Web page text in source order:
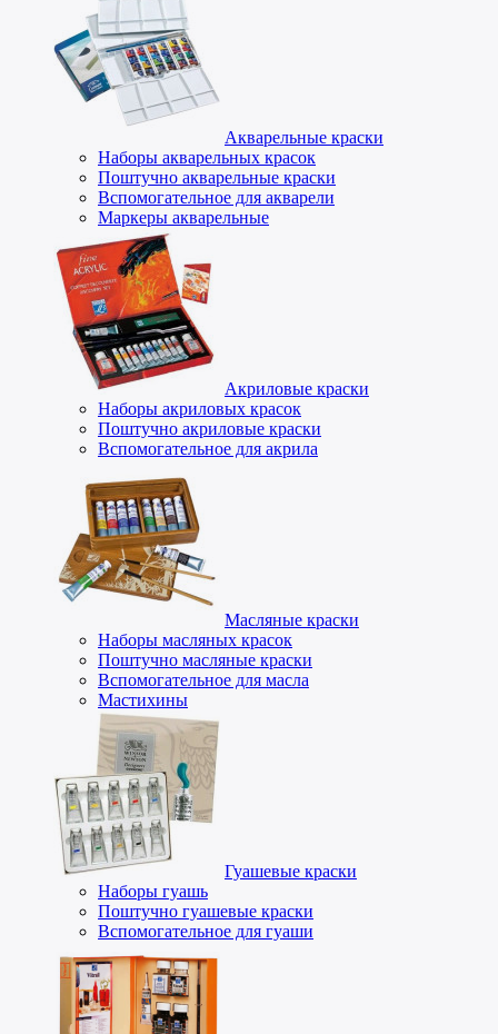
Акварельные краски
Наборы акварельных красок
Поштучно акварельные краски
Вспомогательное для акварели
Маркеры акварельные
Акриловые краски
Наборы акриловых красок
Поштучно акриловые краски
Вспомогательное для акрила
Масляные краски
Наборы масляных красок
Поштучно масляные краски
Вспомогательное для масла
Мастихины
Гуашевые краски
Наборы гуашь
Поштучно гуашевые краски
Вспомогательное для гуаши